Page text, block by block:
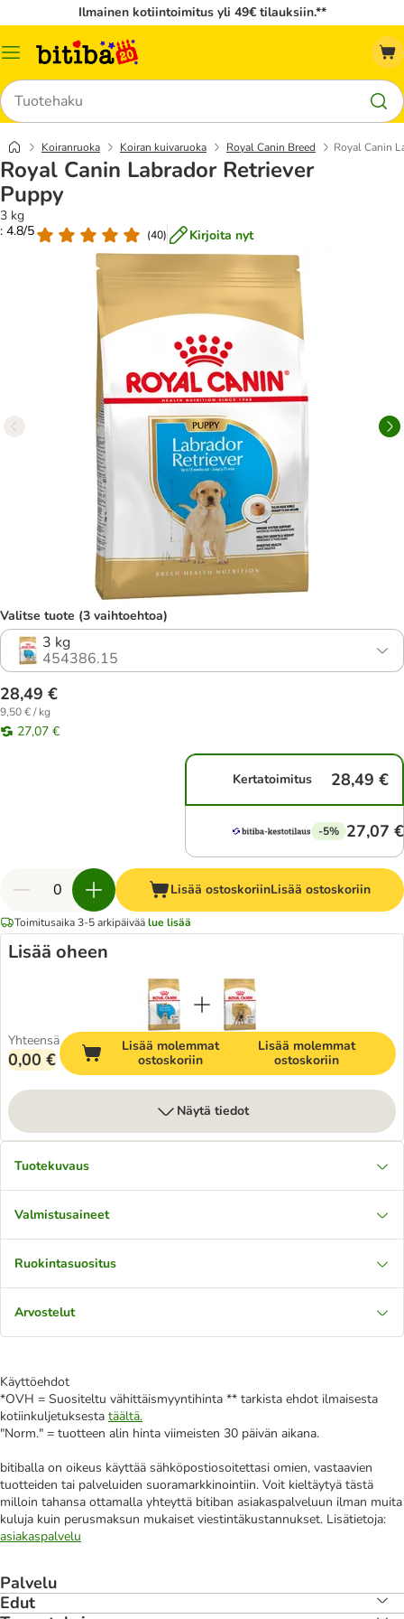
Ilmainen kotiintoimitus yli 49€ tilauksiin.**
Katalogivalikko
Hae
Koiranruoka Koiran kuivaruoka Royal Canin Breed Royal Canin
Royal Canin Labrador Retriever
Puppy
3 kg
: 4.8/5
(40) Kirjoita nyt
Valitse tuote (3 vaihtoehtoa)
3 kg
454386.15
28,49 €
9,50 € / kg
27,07 €
Kertatoimitus 28,49 €
-5% 27,07 €
Lisää ostoskoriinLisää ostoskoriin
Toimitusaika 3-5 arkipäiväälue lisää
Lisää oheen
Yhteensä
0,00 €
Lisää molemmat
ostoskoriin
Lisää molemmat
ostoskoriin
Näytä tiedot
Tuotekuvaus
Valmistusaineet
Ruokintasuositus
Arvostelut
Käyttöehdot
*OVH = Suositeltu vähittäismyyntihinta ** tarkista ehdot ilmaisesta
kotiinkuljetuksesta täältä.
"Norm." = tuotteen alin hinta viimeisten 30 päivän aikana.
bitiballa on oikeus käyttää sähköpostiosoitettasi omien, vastaavien
tuotteiden tai palveluiden suoramarkkinointiin. Voit kieltäytyä tästä
milloin tahansa ottamalla yhteyttä bitiban asiakaspalveluun ilman muita
kuluja kuin perusmaksun mukaiset viestintäkustannukset. Lisätietoja:
asiakaspalvelu
Palvelu
Edut